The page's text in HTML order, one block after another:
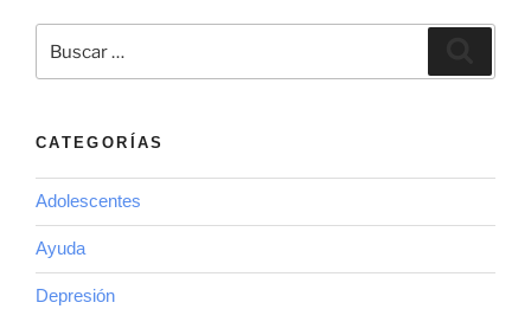
por:
CATEGORÍAS
Adolescentes
Ayuda
Depresión